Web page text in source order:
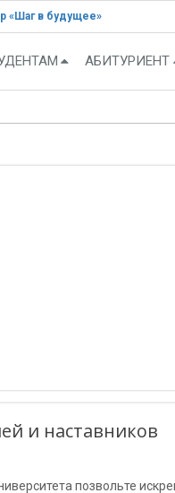
«Шаг в будущее»
АБИТУРИЕНТ
и наставников
позвольте